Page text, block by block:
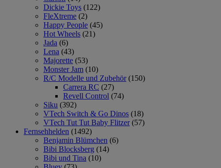
Dickie Toys (122)
FleXtreme (2)
Happy People (45)
Hot Wheels (21)
Jada (6)
Lena (43)
Majorette (53)
Monster Jam (10)
R/C Modelle und Zubehör (150)
Carrera RC (27)
Revell Control (74)
Siku (392)
VTech Switch & Go Dinos (18)
VTech Tut Tut Baby Flitzer (57)
Fernsehhelden (1492)
Benjamin Blümchen (6)
Bibi Blocksberg (14)
Bibi und Tina (10)